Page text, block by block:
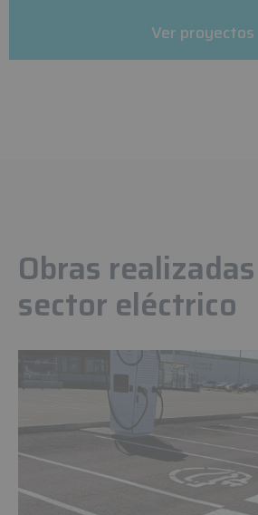
Ver proyectos
Obras
sector eléctrico